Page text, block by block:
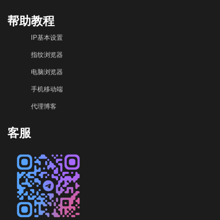
帮助教程
IP基本设置
指纹浏览器
电脑浏览器
手机移动端
代理博客
客服